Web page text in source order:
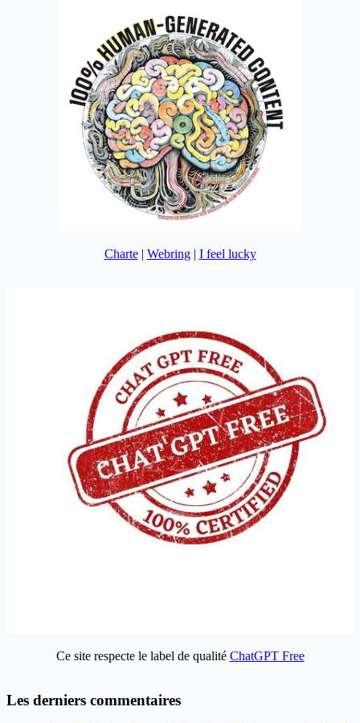
Charte| Webring| I feel lucky
Ce site respecte le label de qualité ChatGPT Free
Les derniers commentaires